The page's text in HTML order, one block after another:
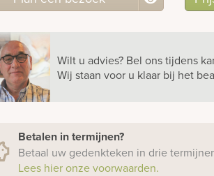
Wilt u advies? Bel onstijdens
Wij staan voor u klaar bij het
Betalen in termijnen?
Betaal uw gedenkteken in drie
Lees hier onze voorwaarden.